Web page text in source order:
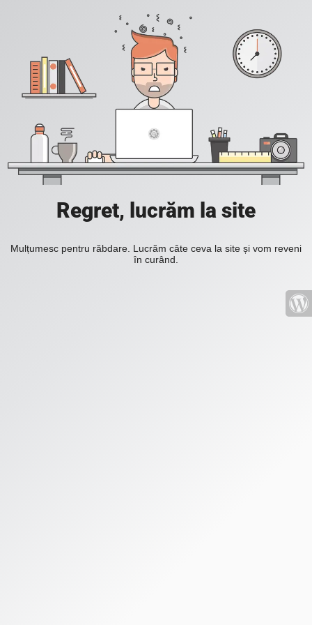
Regret, lucrăm la site
Mulțumesc pentru răbdare. Lucrăm câte ceva la site și vom reveni
în curând.